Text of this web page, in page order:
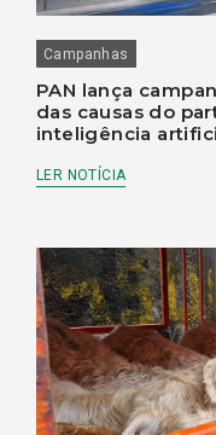
Campanhas
PAN lança
das causas do
inteligência
LER NOTÍCIA